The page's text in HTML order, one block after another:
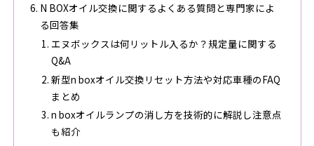
N BOXオイル交換に関するよくある質問と専門家によ
る回答集
エヌボックスは何リットル入るか？規定量に関する
Q&A
新型n boxオイル交換リセット方法や対応車種のFAQ
まとめ
n boxオイルランプの消し方を技術的に解説し注意点
も紹介